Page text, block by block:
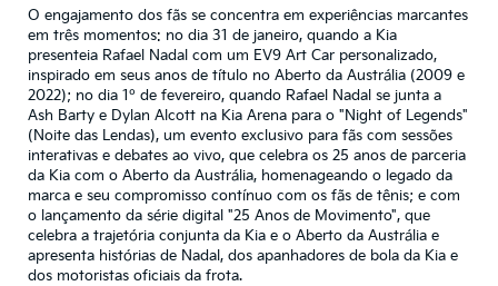
O engajamento dos fãs se concentra em experiências marcantes
em três momentos: no dia 31 de janeiro, quando a Kia
presenteia Rafael Nadal com um EV9 Art Car personalizado,
inspirado em seus anos de título no Aberto da Austrália (2009 e
2022); no dia 1º de fevereiro, quando Rafael Nadal se junta a
Ash Barty e Dylan Alcott na Kia Arena para o "Night of Legends"
(Noite das Lendas), um evento exclusivo para fãs com sessões
interativas e debates ao vivo, que celebra os 25 anos de parceria
da Kia com o Aberto da Austrália, homenageando o legado da
marca e seu compromisso contínuo com os fãs de tênis; e com
o lançamento da série digital "25 Anos de Movimento", que
celebra a trajetória conjunta da Kia e o Aberto da Austrália e
apresenta histórias de Nadal, dos apanhadores de bola da Kia e
dos motoristas oficiais da frota.